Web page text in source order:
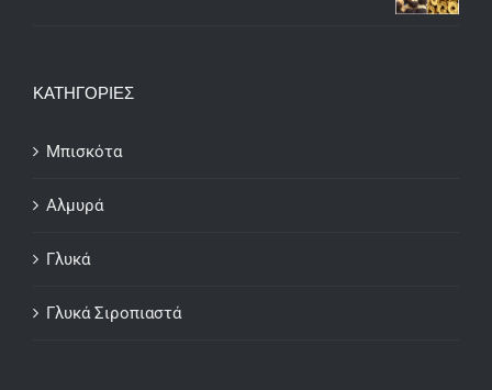
ΚΑΤΗΓΟΡΙΕΣ
Μπισκότα
Αλμυρά
Γλυκά
Γλυκά Σιροπιαστά